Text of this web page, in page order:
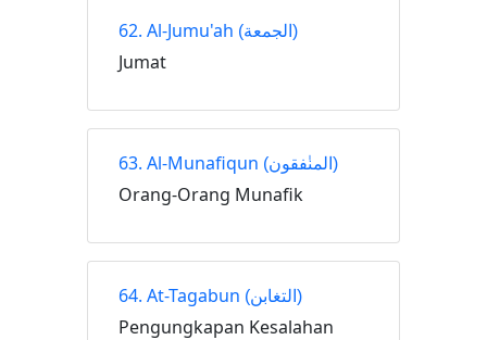
62. Al-Jumu'ah (الجمعة)
Jumat
63. Al-Munafiqun (المنٰفقون)
Orang-Orang Munafik
64. At-Tagabun (التغابن)
Pengungkapan Kesalahan